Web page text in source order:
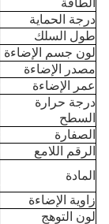
الطاقة
درجة الحماية
طول السلك
لون جسم الإضاءة
مصدر الإضاءة
عمر الإضاءة
درجة حرارة
السطح
الصفارة
الرقم اللامع
المادة
زاوية الإضاءة
لون التوهج